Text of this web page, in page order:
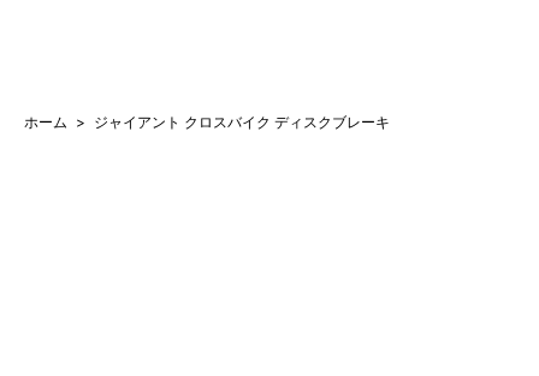
ホーム ジャイアント クロスバイク ディスクブレーキ